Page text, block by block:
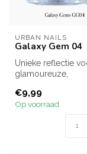
URBAN NAILS
Galaxy Gem 04
Unieke reflectie
glamoureuze,
€9,99
Op voorraad